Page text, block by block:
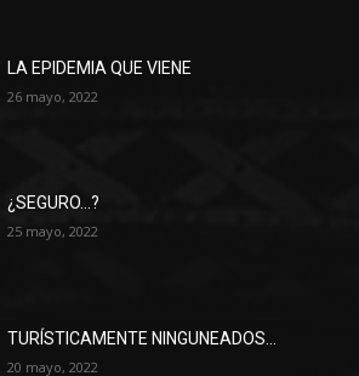
LA EPIDEMIA QUE VIENE
26 mayo, 2022
¿SEGURO…?
25 mayo, 2022
TURÍSTICAMENTE NINGUNEADOS…
20 mayo, 2022